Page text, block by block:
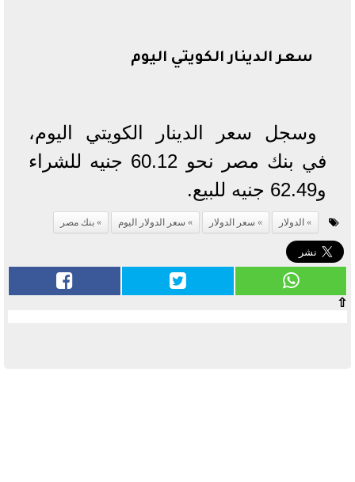
سعر الدينار الكويتي اليوم
وسجل سعر الدينار الكويتي اليوم،
في بنك مصر نحو 60.12 جنيه للشراء
و62.49 جنيه للبيع.
الدولار سعر الدولار سعر الدولار اليوم بنك مصر
⇧